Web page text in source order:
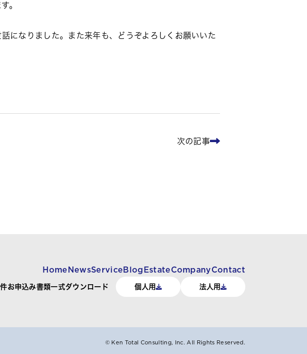
。
になりました。また来年も、どうぞよろしくお願いいた
次の記事
HomeNewsServiceBlogEstateCompanyContact
お申込み書類一式ダウンロード 個人用 法人用
© Ken Total Consulting, Inc. All Rights Reserved.